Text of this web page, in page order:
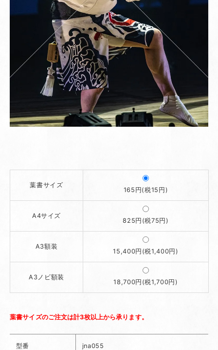
葉書サイズ
165円(税15円)
A4サイズ
825円(税75円)
A3額装
15,400円(税1,400円)
A3ノビ額装
18,700円(税1,700円)
葉書サイズのご注文は計3枚以上から承ります。
型番 jna055